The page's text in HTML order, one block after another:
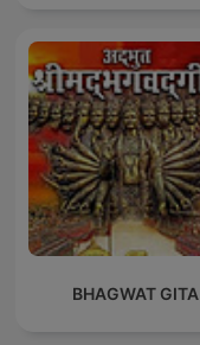
BHAGWAT GITA